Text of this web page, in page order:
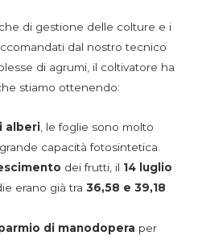
di gestione delle colture e i
dal nostro tecnico
di agrumi, il coltivatore ha
stiamo ottenendo:
alberi , le foglie sono molto
capacità fotosintetica.
dei frutti, il 14 luglio
erano già tra36,58 e 39,18
di manodopera per